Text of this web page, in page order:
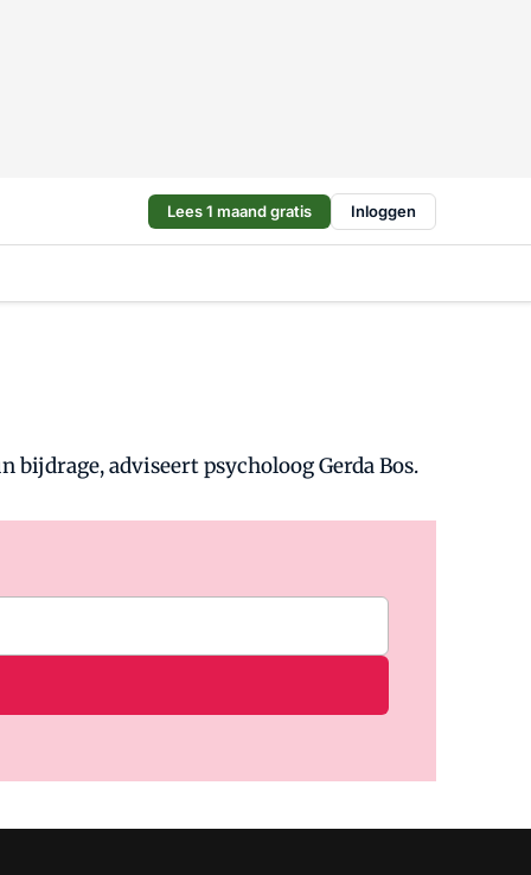
Lees 1 maand gratis Inloggen
adviseert psycholoog Gerda Bos.